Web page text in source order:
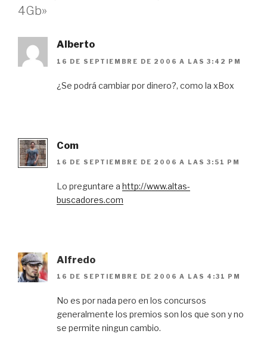
4Gb»
Alberto
16 DE SEPTIEMBRE DE 2006 A LAS 3:42 PM
¿Se podrá cambiar por dinero?, como la xBox
Com
16 DE SEPTIEMBRE DE 2006 A LAS 3:51 PM
Lo preguntare a http://www.altas-
buscadores.com
Alfredo
16 DE SEPTIEMBRE DE 2006 A LAS 4:31 PM
No es por nada pero en los concursos
generalmente los premios son los que son y no
se permite ningun cambio.